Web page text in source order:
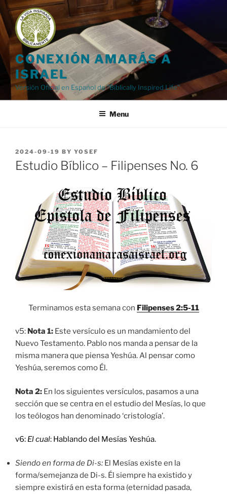
Skip
to
content
CONEXIÓN AMARÁS A
ISRAEL
Versión Oficial en Español de "Biblically Inspired Life"
Menu
POSTED
ON
2024-09-19 BY YOSEF
Estudio Bíblico – Filipenses No. 6
Terminamos esta semana con Filipenses 2:5-11
v5: Nota 1: Este versículo es un mandamiento del
Nuevo Testamento. Pablo nos manda a pensar de la
misma manera que piensa Yeshúa. Al pensar como
Yeshúa, seremos como Él.
Nota 2: En los siguientes versículos, pasamos a una
sección que se centra en el estudio del Mesías, lo que
los teólogos han denominado ‘cristología’.
v6: El cual: Hablando del Mesías Yeshúa.
Siendoen forma de Di-s: El Mesías existe en la
forma/semejanza de Di-s. Él siempre ha existido y
siempre existirá en esta forma (eternidad pasada,